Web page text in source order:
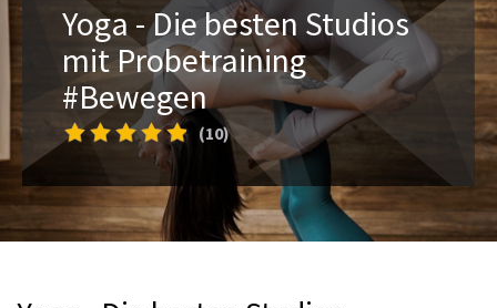
Yoga - Die besten Studios
mit Probetraining
#Bewegen
(10)